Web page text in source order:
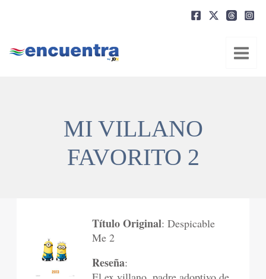
MI VILLANO
FAVORITO 2
Título Original: Despicable
Me 2
Reseña: